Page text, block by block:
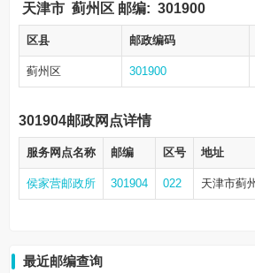
天津市 蓟州区 邮编: 301900
区县 邮政编码
蓟州区 301900
301904邮政网点详情
服务网点名称 邮编 区号 地址
侯家营邮政所 301904 022 天津市蓟
最近邮编查询